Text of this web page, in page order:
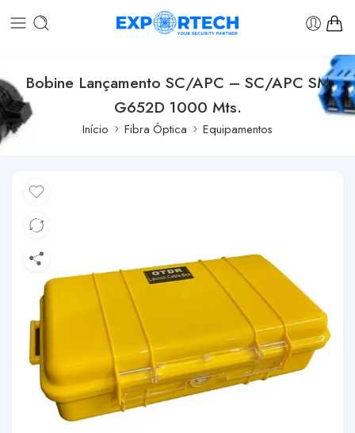
Bobine Lançamento SC/APC – SC/APC SM
G652D 1000 Mts.
Início Fibra Óptica Equipamentos